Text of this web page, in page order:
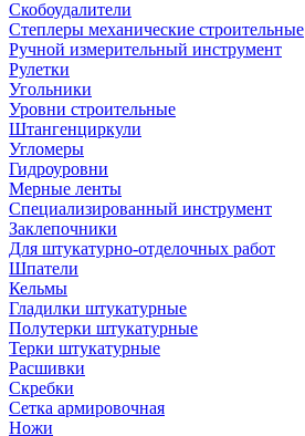
Скобоудалители
Степлеры механические строительные
Ручной измерительный инструмент
Рулетки
Угольники
Уровни строительные
Штангенциркули
Угломеры
Гидроуровни
Мерные ленты
Специализированный инструмент
Заклепочники
Для штукатурно-отделочных работ
Шпатели
Кельмы
Гладилки штукатурные
Полутерки штукатурные
Терки штукатурные
Расшивки
Скребки
Сетка армировочная
Ножи